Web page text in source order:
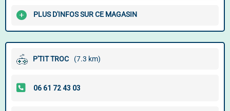
PLUS D'INFOS SUR CE MAGASIN
P'TIT TROC (7.3 km)